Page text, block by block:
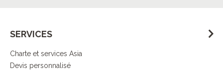
SERVICES
Charte et services Asia
Devis personnalisé